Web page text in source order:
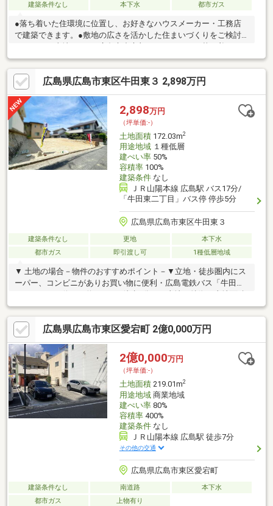
建築条件なし 本下水 都市ガス
●落ち着いた住環境に位置し、お好きなハウスメーカー・工務店
で建築できます。●敷地の広さを活かした住まいづくりをご検討
住環境を兼ね備えた立地です。●通勤・通学や毎日のお買い物に
も便利な立地です。※セットバック要す（約8.57㎡）※都市ガス－
前面道路埋設有。敷地内引込無。
広島県広島市東区牛田東３ 2,898万円
2,898万円
（坪単価:-）
土地面積172.03m2
用途地域１種低層
建ぺい率50%
容積率100%
建築条件なし
ＪＲ山陽本線 広島駅 バス17分/
「牛田東二丁目」バス停 停歩5分
広島県広島市東区牛田東３
建築条件なし 更地
本下水
都市ガス
即引渡し可 1種低層地域
▼ 土地の場合－物件のおすすめポイント－▼立地・徒歩圏内にス
ーパー、コンビニがありお買い物に便利・広島電鉄バス「牛田東
は約52.37坪あります・建築会社の指定はありません お好きなハ
ウスメーカーで建築可能です・閑静な住宅街▼周辺環境・セブン
イレブン広島牛田東店まで約420ｍ（徒歩6分）・ショージ牛田店
まで約430ｍ（徒歩6分）・牛田第一公園まで約430ｍ（徒歩6分）
■ ご希望の住まい探しをお手伝いします ━━━━━・・・物件の
詳細・ご相談はお気軽にお問い合わせください。
広島県広島市東区愛宕町 2億0,000万円
2億0,000万円
（坪単価:-）
土地面積219.01m2
用途地域商業地域
建ぺい率80%
容積率400%
建築条件なし
ＪＲ山陽本線 広島駅 徒歩7分
その他の交通
広島県広島市東区愛宕町
建築条件なし 南道路
本下水
都市ガス
上物有り